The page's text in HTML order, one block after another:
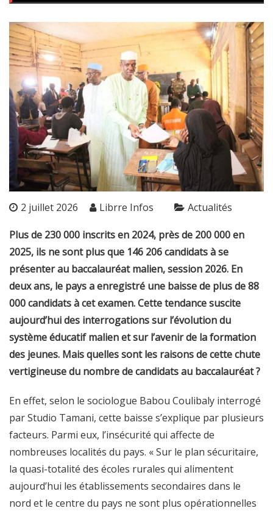
2 juillet 2026 Librre Infos Actualités
Plus de 230 000 inscrits en 2024, près de 200 000 en
2025, ils ne sont plus que 146 206 candidats à se
présenter au baccalauréat malien, session 2026. En
deux ans, le pays a enregistré une baisse de plus de 88
000 candidats à cet examen. Cette tendance suscite
aujourd’hui des interrogations sur l’évolution du
système éducatif malien et sur l’avenir de la formation
des jeunes. Mais quelles sont les raisons de cette chute
vertigineuse du nombre de candidats au baccalauréat ?
En effet, selon le sociologue Babou Coulibaly interrogé
par Studio Tamani, cette baisse s’explique par plusieurs
facteurs. Parmi eux, l’insécurité qui affecte de
nombreuses localités du pays. « Sur le plan sécuritaire,
la quasi-totalité des écoles rurales qui alimentent
aujourd’hui les établissements secondaires dans le
nord et le centre du pays ne sont plus opérationnelles